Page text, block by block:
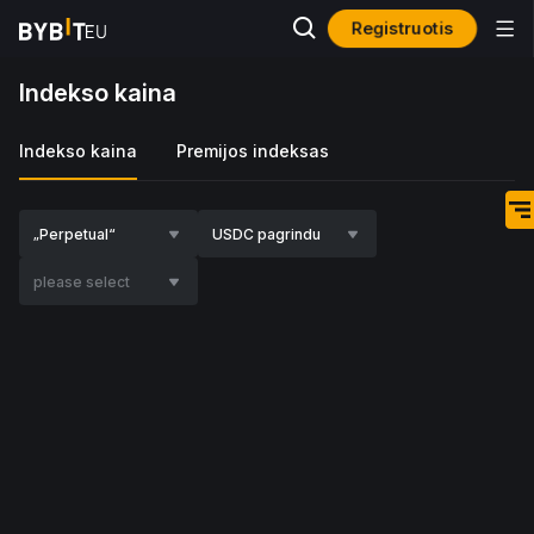
Registruotis
Indekso kaina
Indekso kaina Premijos indeksas
„Perpetual“ USDC pagrindu
please select